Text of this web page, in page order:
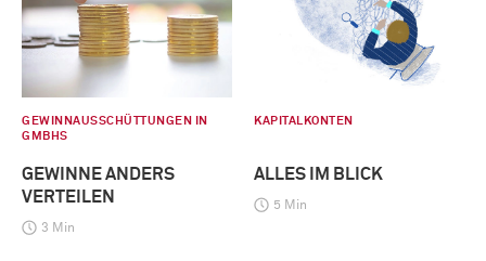
GEWINNAUSSCHÜTTUNGEN IN
GMBHS
GEWINNE ANDERS
VERTEILEN
3 Min
KAPITALKONTEN
ALLES IM BLICK
5 Min